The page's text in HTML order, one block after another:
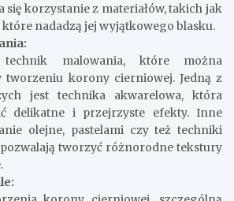
się korzystanie z materiałów, takich jak
które nadadzą jej wyjątkowego blasku.
malowania, które można
tworzeniu korony cierniowej. Jedną z
jest technika akwarelowa, która
delikatne i przejrzyste efekty. Inne
olejne, pastelami czy też techniki
tworzyć różnorodne tekstury